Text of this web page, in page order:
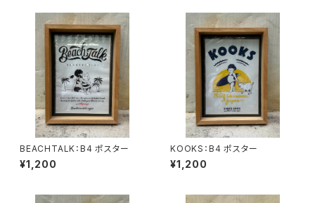
BEACHTALK：B4 ポスター
¥1,200
KOOKS：B4 ポスター
¥1,200